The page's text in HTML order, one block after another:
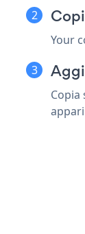
Your
Copia